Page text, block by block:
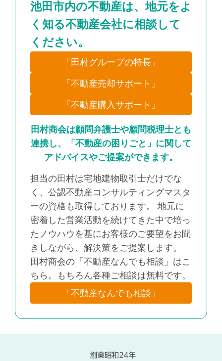
池田市内の不動産は、地元をよ
く知る不動産会社に相談して
ください。
「田村グループの特長」
「不動産売却サポート」
「不動産購入サポート」
田村商会は顧問弁護士や顧問税理士とも
連携し、「不動産の困りごと」に関して
アドバイスやご提案ができます。
担当の田村は宅地建物取引士だけでな
く、公認不動産コンサルティングマスタ
ーの資格も取得しております。 地元に
密着した営業活動を続けてきた中で培っ
たノウハウを基にお客様のご要望をお聞
きしながら、解決策をご提案します。
田村商会の「不動産なんでも相談」はこ
ちら。もちろん各種ご相談は無料です。
「不動産なんでも相談」